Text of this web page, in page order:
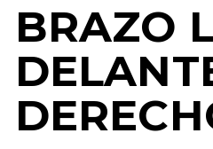
BRAZO